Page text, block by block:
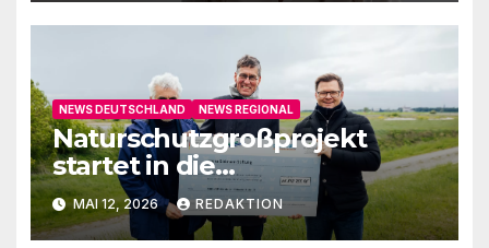
NEWS DEUTSCHLAND NEWS REGIONAL
Naturschutzgroßprojekt
startet in die
Umsetzungsphase
MAI 12, 2026 REDAKTION